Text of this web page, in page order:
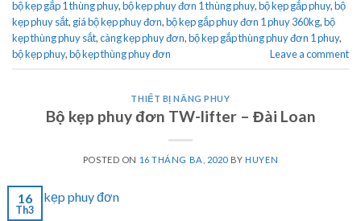
bộ kẹp gắp 1 thùng phuy,bộ kẹp phuy đơn 1 thùng phuy,bộ kẹp gắp phuy,bộ
kẹp phuy sắt, giá bộ kẹp phuy đơn,bộ kẹp gắp phuy đơn 1 phuy 360kg,bộ
kẹp thùng phuy sắt,càng kẹp phuy đơn,bộ kẹp gắp thùng phuy đơn 1 phuy,
bộ kẹp phuy,bộ kẹp thùng phuy đơn Leave a comment
THIẾT BỊ NÂNG PHUY
Bộ kẹp phuy đơn TW-lifter – Đài Loan
POSTED ON 16 THÁNG BA, 2020 BYHUYEN
16
Th3